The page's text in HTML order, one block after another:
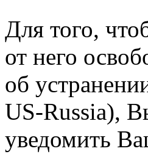
Для того,
от него
об
US-Russia),
уведомить